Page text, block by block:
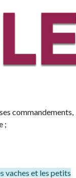
commandements,
;
vaches et les petits